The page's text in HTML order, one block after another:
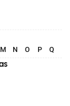
M N O P Q